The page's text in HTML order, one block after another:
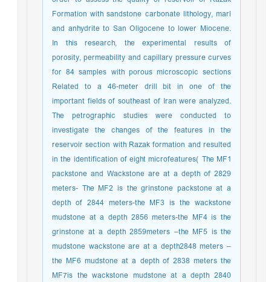
Formation with sandstone carbonate lithology, marl
and anhydrite to San Oligocene to lower Miocene.
In this research, the experimental results of
porosity, permeability and capillary pressure curves
for 84 samples with porous microscopic sections
Related to a 46-meter drill bit in one of the
important fields of southeast of Iran were analyzed.
The petrographic studies were conducted to
investigate the changes of the features in the
reservoir section with Razak formation and resulted
in the identification of eight microfeatures( The MF1
packstone and Wackstone are at a depth of 2829
meters- The MF2 is the grinstone packstone at a
depth of 2844 meters-the MF3 is the wackstone
mudstone at a depth 2856 meters-the MF4 is the
grinstone at a depth 2859meters –the MF5 is the
mudstone wackstone are at a depth2848 meters –
the MF6 mudstone at a depth of 2838 meters the
MF7is the wackstone mudstone at a depth 2840